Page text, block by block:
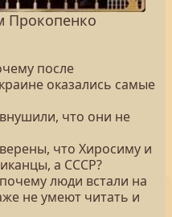
Прокопенко
после
оказались самые
что они не
что Хиросиму и
а СССР?
люди встали на
не умеют читать и